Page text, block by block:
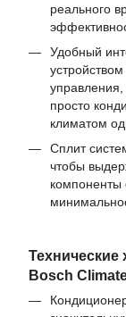
реального
Удобный
управления,
просто
климатом
Сплит
чтобы
компоненты
Технические
Bosch